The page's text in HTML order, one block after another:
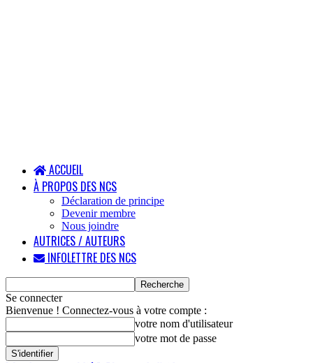
ACCUEIL
À PROPOS DES NCS
Déclaration de principe
Devenir membre
Nous joindre
AUTRICES / AUTEURS
INFOLETTRE DES NCS
Se connecter
Bienvenue ! Connectez-vous à votre compte :
votre nom d'utilisateur
votre mot de passe